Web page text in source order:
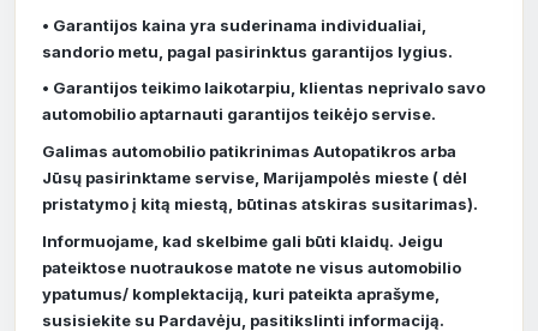
• Garantijos kaina yra suderinama individualiai,
sandorio metu, pagal pasirinktus garantijos lygius.
• Garantijos teikimo laikotarpiu, klientas neprivalo savo
automobilio aptarnauti garantijos teikėjo servise.
Galimas automobilio patikrinimas Autopatikros arba
Jūsų pasirinktame servise, Marijampolės mieste ( dėl
pristatymo į kitą miestą, būtinas atskiras susitarimas).
Informuojame, kad skelbime gali būti klaidų. Jeigu
pateiktose nuotraukose matote ne visus automobilio
ypatumus/ komplektaciją, kuri pateikta aprašyme,
susisiekite su Pardavėju, pasitikslinti informaciją.